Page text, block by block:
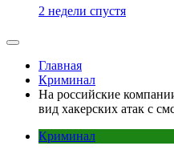
2 недели спустя
Главная
Криминал
На российские
вид хакерских атак с
Криминал